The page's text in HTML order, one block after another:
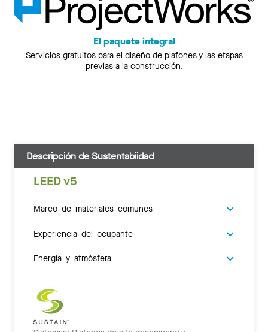
El paquete integral
Servicios gratuitos para el diseño de plafones y las etapas
previas a la construcción.
Descripción de Sustentabiidad
LEED v5
Marco de materiales comunes
Experiencia del ocupante
Energía y atmósfera